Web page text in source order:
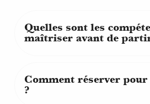
Quelles sont les
maîtriser avant de
Comment réserver
?